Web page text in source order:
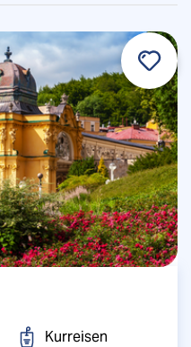
Kurreisen